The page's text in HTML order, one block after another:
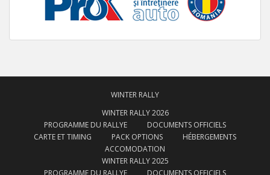
WINTER RALLY
WINTER RALLY 2026
PROGRAMME DU RALLYE
DOCUMENTS OFFICIELS
CARTE ET TIMING
PACK OPTIONS
HÉBERGEMENTS
ACCOMODATION
WINTER RALLY 2025
PROGRAMME DU RALLYE
DOCUMENTS OFFICIELS